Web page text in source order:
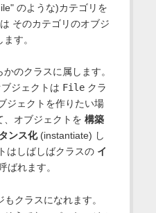
のような)カテゴリを
そのカテゴリのオブジ
す。
のクラスに属します。
ジェクトは Fileクラ
ジェクトを作りたい場
、オブジェクトを 構築
ンス化(instantiate) し
はしばしばクラスの イ
ばれます。
クラスになれます。